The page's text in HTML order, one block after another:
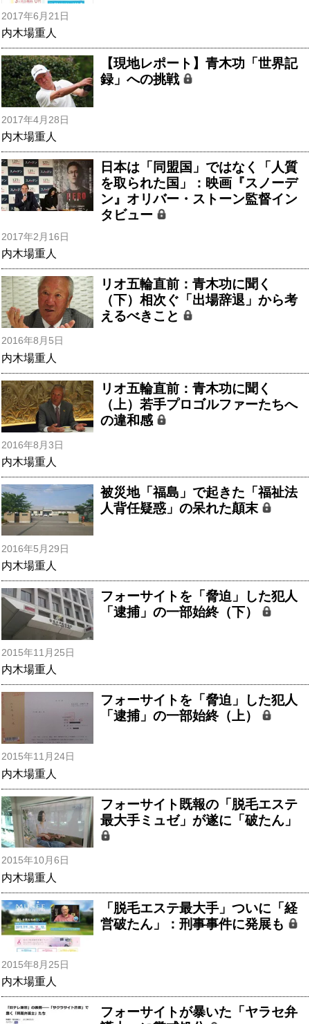
2017年6月21日
内木場重人
【現地レポート】青木功「世界記
録」への挑戦
2017年4月28日
内木場重人
日本は「同盟国」ではなく「人質
を取られた国」：映画『スノーデ
ン』オリバー・ストーン監督イン
タビュー
2017年2月16日
内木場重人
リオ五輪直前：青木功に聞く
（下）相次ぐ「出場辞退」から考
えるべきこと
2016年8月5日
内木場重人
リオ五輪直前：青木功に聞く
（上）若手プロゴルファーたちへ
の違和感
2016年8月3日
内木場重人
被災地「福島」で起きた「福祉法
人背任疑惑」の呆れた顛末
2016年5月29日
内木場重人
フォーサイトを「脅迫」した犯人
「逮捕」の一部始終（下）
2015年11月25日
内木場重人
フォーサイトを「脅迫」した犯人
「逮捕」の一部始終（上）
2015年11月24日
内木場重人
フォーサイト既報の「脱毛エステ
最大手ミュゼ」が遂に「破たん」
2015年10月6日
内木場重人
「脱毛エステ最大手」ついに「経
営破たん」：刑事事件に発展も
2015年8月25日
内木場重人
フォーサイトが暴いた「ヤラセ弁